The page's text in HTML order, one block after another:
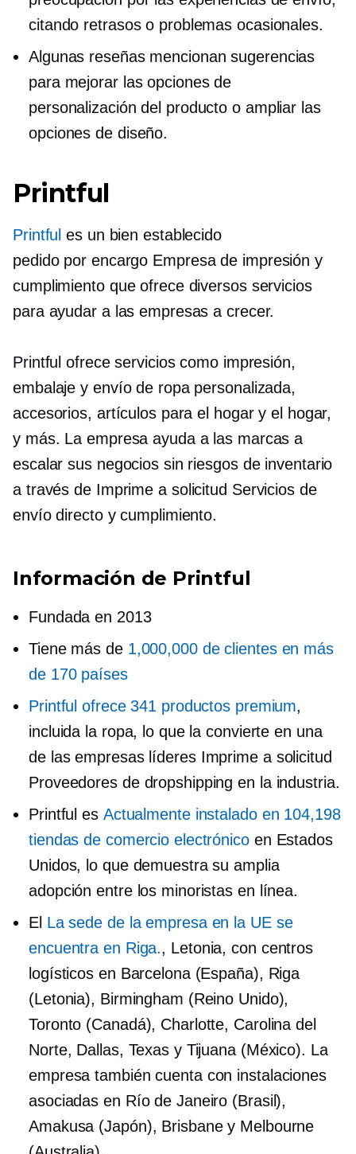
citando retrasos o problemas ocasionales.
Algunas reseñas mencionan sugerencias
para mejorar las opciones de
personalización del producto o ampliar las
opciones de diseño.
Printful
Printful es un bien establecido
pedido por encargo Empresa de impresión y
cumplimiento que ofrece diversos servicios
para ayudar a las empresas a crecer.
Printful ofrece servicios como impresión,
embalaje y envío de ropa personalizada,
accesorios, artículos para el hogar y el hogar,
y más. La empresa ayuda a las marcas a
escalar sus negocios sin riesgos de inventario
a través de Imprime a solicitud Servicios de
envío directo y cumplimiento.
Información de Printful
Fundada en 2013
Tiene más de 1,000,000 de clientes en más
de 170 países
Printful ofrece 341 productos premium,
incluida la ropa, lo que la convierte en una
de las empresas líderes Imprime a solicitud
Proveedores de dropshipping en la industria.
Printful es Actualmente instalado en 104,198
tiendas de comercio electrónicoen Estados
Unidos, lo que demuestra su amplia
adopción entre los minoristas en línea.
El La sede de la empresa en la UE se
encuentra en Riga., Letonia, con centros
logísticos en Barcelona (España), Riga
(Letonia), Birmingham (Reino Unido),
Toronto (Canadá), Charlotte, Carolina del
Norte, Dallas, Texas y Tijuana (México). La
empresa también cuenta con instalaciones
asociadas en Río de Janeiro (Brasil),
Amakusa (Japón), Brisbane y Melbourne